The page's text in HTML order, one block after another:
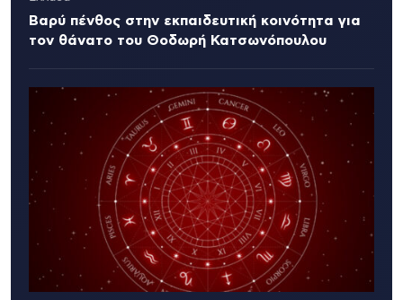
Βαρύ πένθος στην εκπαιδευτική κοινότητα για
τον θάνατο του Θοδωρή Κατσωνόπουλου